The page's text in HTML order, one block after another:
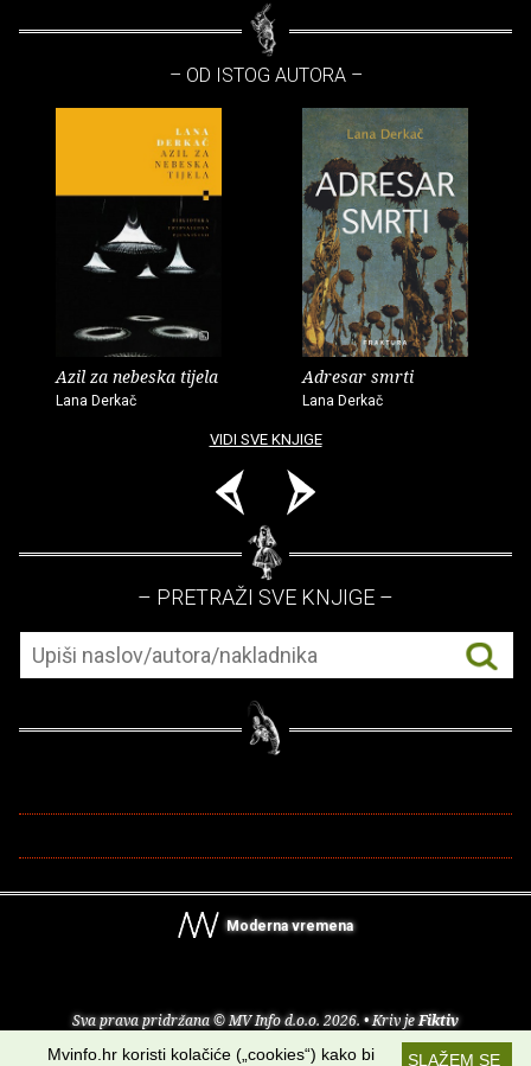
– OD ISTOG AUTORA –
Azil za nebeska tijela
Lana Derkač
Adresar smrti
Lana Derkač
VIDI SVE KNJIGE
– PRETRAŽI SVE KNJIGE –
Moderna vremena
Sva prava pridržana © MV Info d.o.o. 2026. • Kriv jeFiktiv
SLAŽEM SE
Mvinfo.hr koristi kolačiće („cookies“) kako bi